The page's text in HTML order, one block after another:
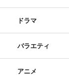
ドラマ
バラエティ
アニメ